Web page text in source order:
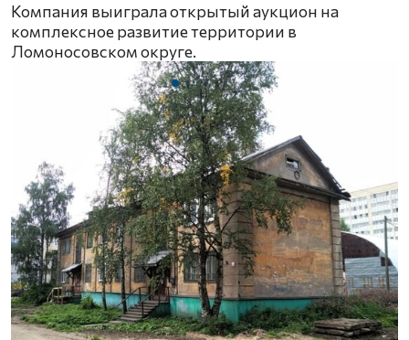
Компания выиграла открытый аукцион на
комплексное развитие территории в
Ломоносовском округе.